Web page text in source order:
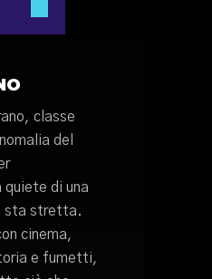
classe
del
di una
sta stretta.
cinema,
e fumetti,